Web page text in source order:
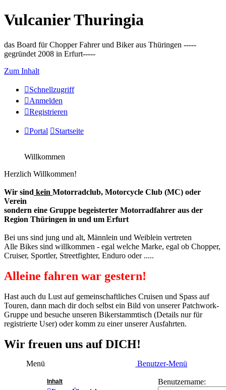
Vulcanier Thuringia
das Board für Chopper Fahrer und Biker aus Thüringen -----
gegründet 2008 in Erfurt-----
Zum Inhalt
Schnellzugriff
Anmelden
Registrieren
Portal Startseite
Willkommen
Herzlich Willkommen!
Wir sind kein Motorradclub, Motorcycle Club (MC) oder
Verein
sondern eine Gruppe begeisterter Motorradfahrer aus der
Region Thüringen in und um Erfurt
Bei uns sind jung und alt, Männlein und Weiblein vertreten
Alle Bikes sind willkommen - egal welche Marke, egal ob Chopper,
Cruiser, Sportler, Streetfighter, Enduro oder .....
Alleine fahren war gestern!
Hast auch du Lust auf gemeinschaftliches Cruisen und Spass auf
Touren, dann mach dir doch selbst ein Bild von unserer Patchwork-
Gruppe und besuche unseren Bikerstammtisch (Details nur für
registrierte User) oder komm zu einer unserer Ausfahrten.
Wir freuen uns auf DICH!
Menü
Inhalt
Benutzer-Menü
Benutzername: